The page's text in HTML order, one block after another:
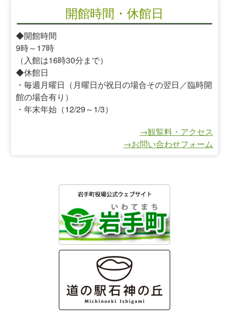
開館時間・休館日
◆開館時間
9時～17時
（入館は16時30分まで）
◆休館日
・毎週月曜日（月曜日が祝日の場合その翌日／臨時開
館の場合有り）
・年末年始（12/29～1/3）
→観覧料・アクセス
→お問い合わせフォーム